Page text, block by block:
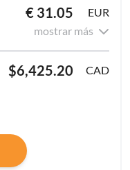
€ 31.05
EUR
mostrar más
$6,425.20 CAD